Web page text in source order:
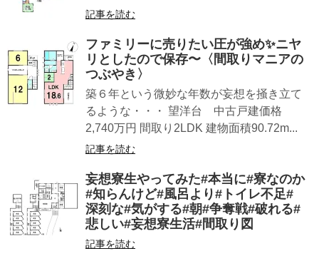
記事を読む
ファミリーに売りたい圧が強め✨ニヤ
リとしたので保存〜〈間取りマニアの
つぶやき〉
築６年という微妙な年数が妄想を掻き立て
るような・・・ 望洋台 中古戸建価格
2,740万円 間取り2LDK 建物面積90.72m...
記事を読む
妄想寮生やってみた#本当に#寮なのか
#知らんけど#風呂より#トイレ不足#
深刻な#気がする#朝#争奪戦#破れる#
悲しい#妄想寮生活#間取り図
記事を読む